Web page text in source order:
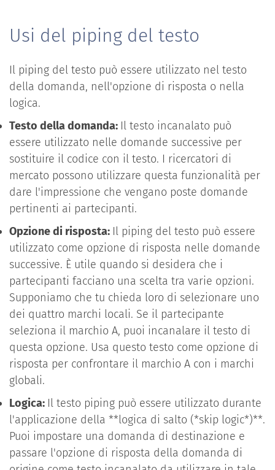
Usi del piping del testo
Il piping del testo può essere utilizzato nel testo
della domanda, nell'opzione di risposta o nella
logica.
Testo della domanda: Il testo incanalato può
essere utilizzato nelle domande successive per
sostituire il codice con il testo. I ricercatori di
mercato possono utilizzare questa funzionalità per
dare l'impressione che vengano poste domande
pertinenti ai partecipanti.
Opzione di risposta: Il piping del testo può essere
utilizzato come opzione di risposta nelle domande
successive. È utile quando si desidera che i
partecipanti facciano una scelta tra varie opzioni.
Supponiamo che tu chieda loro di selezionare uno
dei quattro marchi locali. Se il partecipante
seleziona il marchio A, puoi incanalare il testo di
questa opzione. Usa questo testo come opzione di
risposta per confrontare il marchio A con i marchi
globali.
Logica: Il testo piping può essere utilizzato durante
l'applicazione della **logica di salto (*skip logic*)**.
Puoi impostare una domanda di destinazione e
passare l'opzione di risposta della domanda di